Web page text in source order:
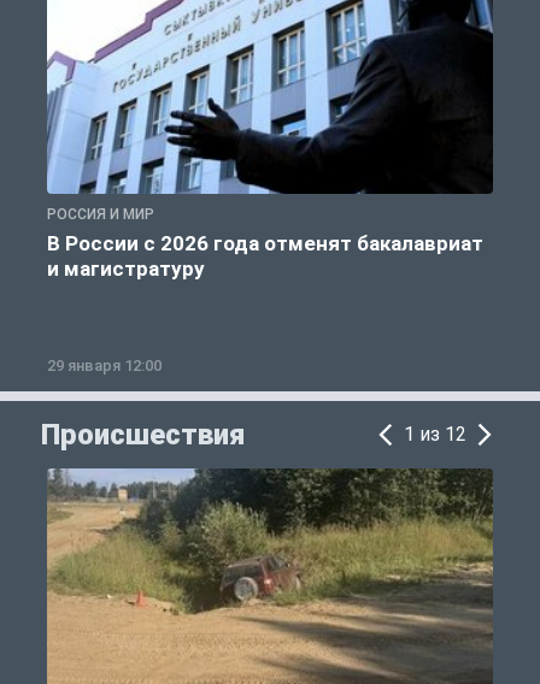
РОССИЯ И МИР
В России с 2026 года отменят бакалавриат
и магистратуру
29 января 12:00
Происшествия 1 из 12